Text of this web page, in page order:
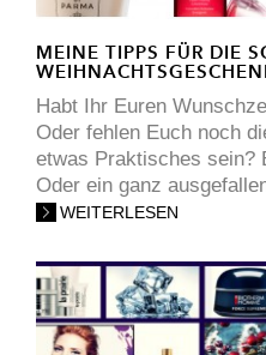
MEINE TIPPS FÜR DIE
Habt Ihr Euren
Oder fehlen Euch noch
etwas Praktisches sein?
Oder ein ganz
WEITERLESEN